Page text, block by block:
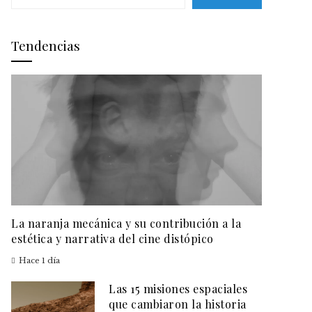
Tendencias
La naranja mecánica y su contribución a la
estética y narrativa del cine distópico
Hace 1 día
Las 15 misiones espaciales
que cambiaron la historia